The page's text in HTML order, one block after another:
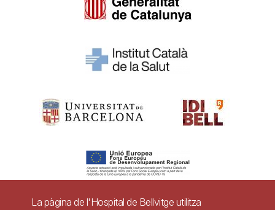
La pàgina de l'Hospital de Bellvitge utilitza